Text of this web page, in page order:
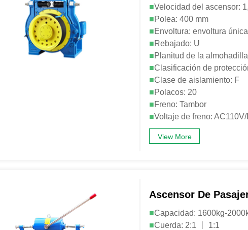
■Velocidad del ascensor:
■Polea: 400 mm
■Envoltura: envoltura única
■Rebajado: U
■Planitud de la
■Clasificación de
■Clase de aislamiento: F
■Polacos: 20
■Freno: Tambor
■Voltaje de freno:
View More
Ascensor De
■Capacidad: 1600kg-
■Cuerda: 2:1 丨 1:1